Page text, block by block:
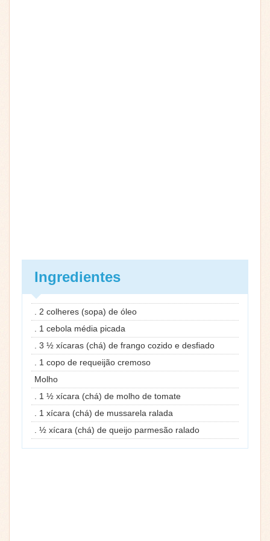
Ingredientes
. 2 colheres (sopa) de óleo
. 1 cebola média picada
. 3 ½ xícaras (chá) de frango cozido e desfiado
. 1 copo de requeijão cremoso
Molho
. 1 ½ xícara (chá) de molho de tomate
. 1 xícara (chá) de mussarela ralada
. ½ xícara (chá) de queijo parmesão ralado